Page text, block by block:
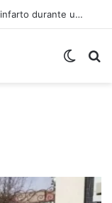
Murió de miedo: venezolano sufre un infarto durante una parada policial en Florida y expone el terror que viven miles de inmigrantes perseguidos por la presión migratoria en EE.UU.